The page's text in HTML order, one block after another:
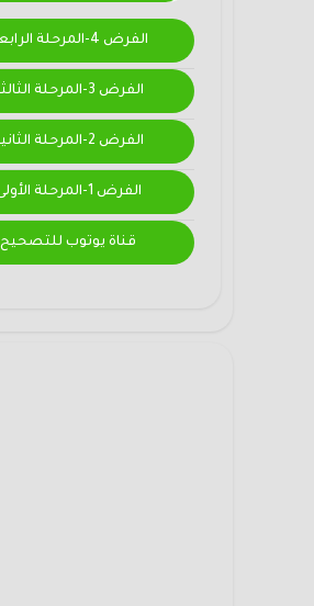
الفرض 4-المرحلة الرابعة
الفرض 3-المرحلة الثالثة
الفرض 2-المرحلة الثانية
الفرض 1-المرحلة الأولى
قناة يوتوب للتصحيح